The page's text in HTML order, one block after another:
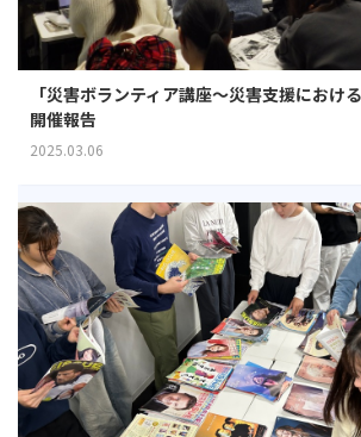
「災害ボランティア講座～災害支援におけ
開催報告
2025.03.06